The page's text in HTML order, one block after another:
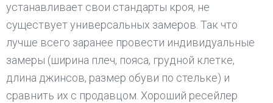
устанавливает свои стандарты кроя, не
существует универсальных замеров. Так что
лучше всего заранее провести индивидуальные
замеры (ширина плеч, пояса, грудной клетке,
длина джинсов, размер обуви по стельке) и
сравнить их с продавцом. Хороший ресейлер